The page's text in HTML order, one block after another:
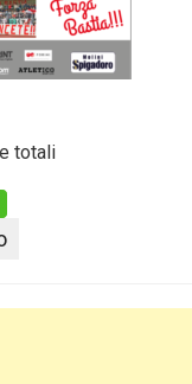
totali